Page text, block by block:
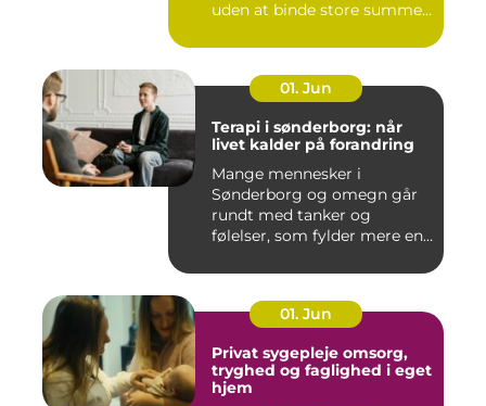
uden at binde store summer
01. Jun
Terapi i sønderborg: når
livet kalder på forandring
Mange mennesker i
Sønderborg og omegn går
rundt med tanker og
følelser, som fylder mere end
01. Jun
Privat sygepleje omsorg,
tryghed og faglighed i eget
hjem